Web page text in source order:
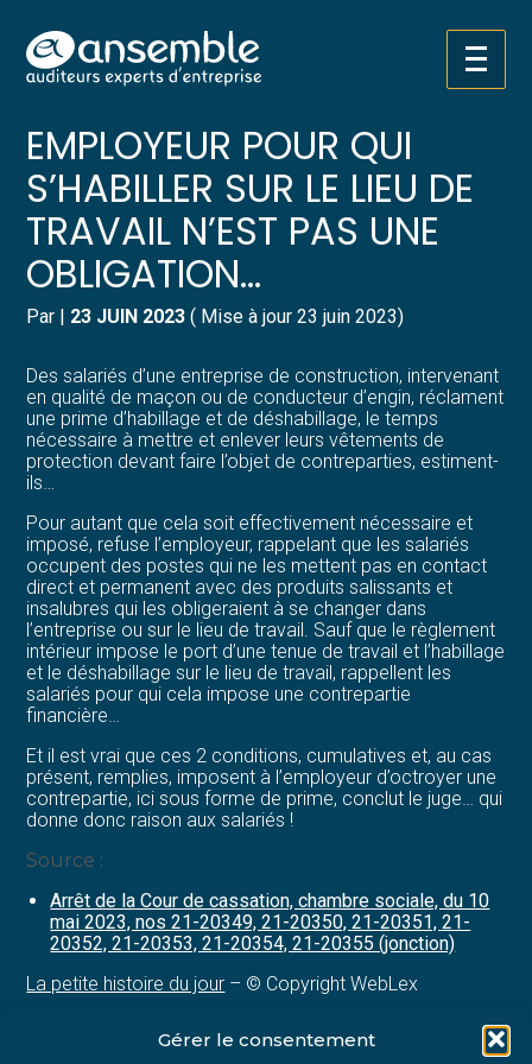
Gérer le consentement
Aller
au
Créer et reprendre une activité
Gérer votre quotidien
Piloter votre entreprise
Développer votre entreprise
Construire votre patrimoine
Structurer votre croissance
Être prêt pour la facturation
électronique
Pilotez votre gestion
Suivre votre comptabilité
Gérer vos ressources humaines
Dématérialiser vos documents
C’EST L’HISTOIRE D’UN
EMPLOYEUR POUR QUI
S’HABILLER SUR LE LIEU DE
TRAVAIL N’EST PAS UNE
OBLIGATION…
Par | 23 JUIN 2023 ( Mise à jour 23 juin 2023)
Des salariés d’une entreprise de construction, intervenant
en qualité de maçon ou de conducteur d’engin, réclament
une prime d’habillage et de déshabillage, le temps
nécessaire à mettre et enlever leurs vêtements de
protection devant faire l’objet de contreparties, estiment-
ils…
Pour autant que cela soit effectivement nécessaire et
imposé, refuse l’employeur, rappelant que les salariés
occupent des postes qui ne les mettent pas en contact
direct et permanent avec des produits salissants et
insalubres qui les obligeraient à se changer dans
l’entreprise ou sur le lieu de travail. Sauf que le règlement
intérieur impose le port d’une tenue de travail et l’habillage
et le déshabillage sur le lieu de travail, rappellent les
salariés pour qui cela impose une contrepartie
financière…
Et il est vrai que ces 2 conditions, cumulatives et, au cas
présent, remplies, imposent à l’employeur d’octroyer une
contrepartie, ici sous forme de prime, conclut le juge… qui
donne donc raison aux salariés !
Source :
Arrêt de la Cour de cassation, chambre sociale, du 10
mai 2023, nos 21-20349, 21-20350, 21-20351, 21-
20352, 21-20353, 21-20354, 21-20355 (jonction)
La petite histoire du jour – © Copyright WebLex